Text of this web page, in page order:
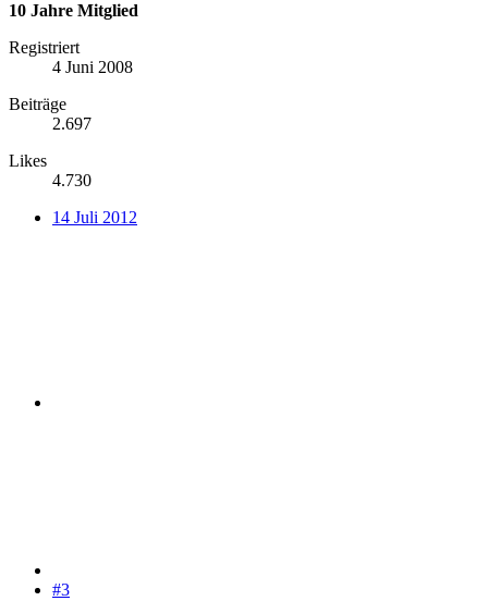
10 Jahre Mitglied
Registriert
4 Juni 2008
Beiträge
2.697
Likes
4.730
14 Juli 2012
#3